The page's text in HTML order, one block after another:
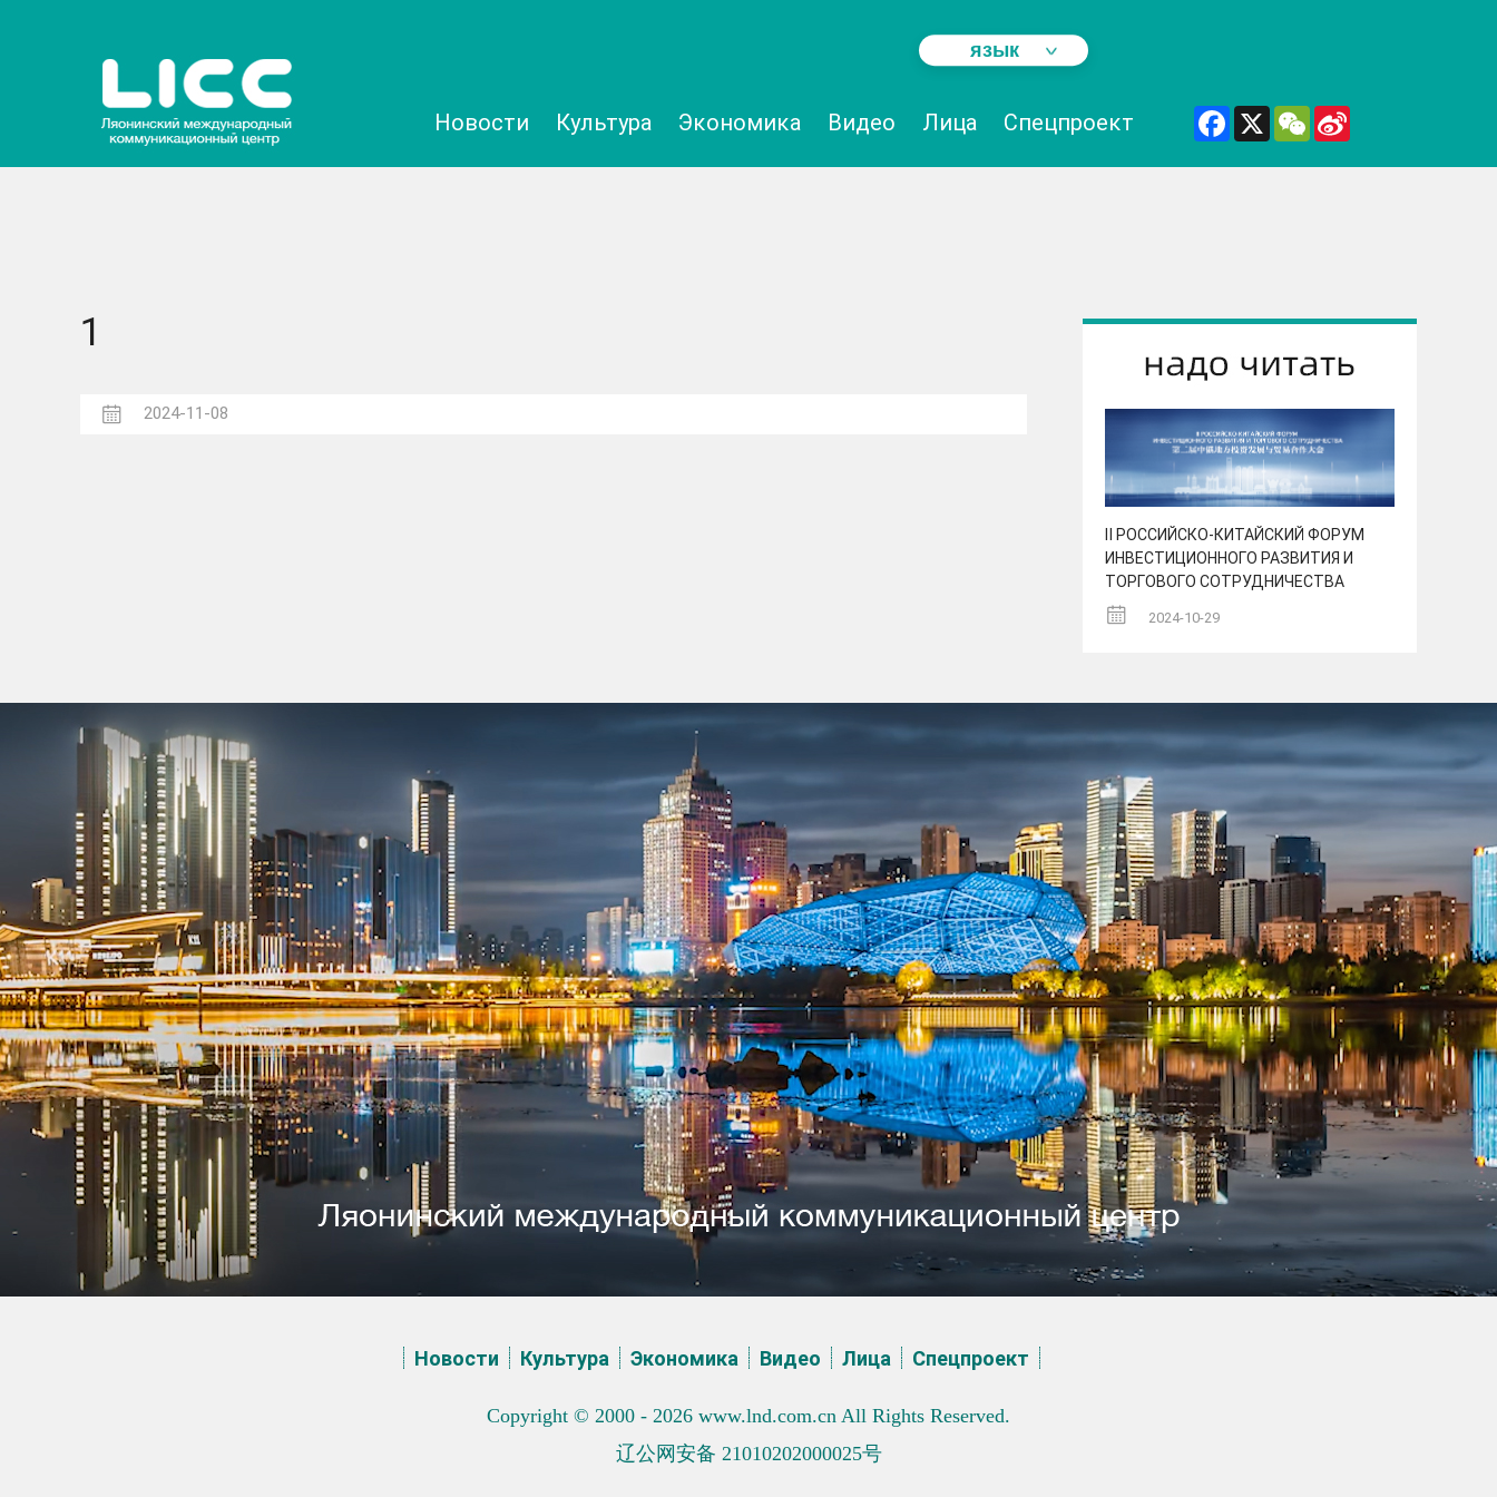
Новости Культура Эĸономиĸа Видео Лица Спецпроеĸт Facebook
X WeChat
язык
1
2024-11-08
Ⅱ РОССИЙСКО-КИТАЙСКИЙ ФОРУМ
ИНВЕСТИЦИОННОГО РАЗВИТИЯ И
ТОРГОВОГО СОТРУДНИЧЕСТВА
2024-10-29
Новости Культура Эĸономиĸа Видео Лица Спецпроеĸт
Copyright © 2000 - 2026 www.lnd.com.cn All Rights Reserved.
辽公网安备 21010202000025号